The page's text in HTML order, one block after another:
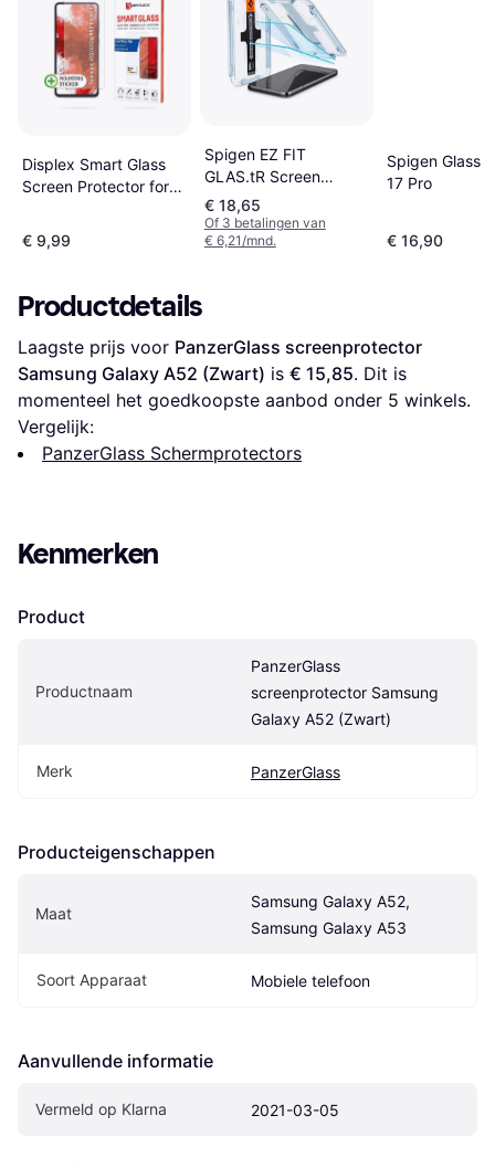
Displex Smart Glass
Screen Protector for
5G
€ 9,99
Spigen EZ FIT
GLAS.tR Screen
Protector for Galaxy
S23+ 2-Pack
€ 18,65
Of 3 betalingen van
€ 6,21/mnd.
Spigen Glass
17 Pro
€ 16,90
Productdetails
Laagste prijs voor PanzerGlass screenprotector
Samsung Galaxy A52 (Zwart) is € 15,85. Dit is
momenteel het goedkoopste aanbod onder 5 winkels.
Vergelijk:
PanzerGlass Schermprotectors
Kenmerken
Product
Productnaam
PanzerGlass
screenprotector Samsung
Galaxy A52 (Zwart)
Merk PanzerGlass
Producteigenschappen
Maat
Samsung Galaxy A52,
Samsung Galaxy A53
Soort Apparaat Mobiele telefoon
Aanvullende informatie
Vermeld op Klarna 2021-03-05